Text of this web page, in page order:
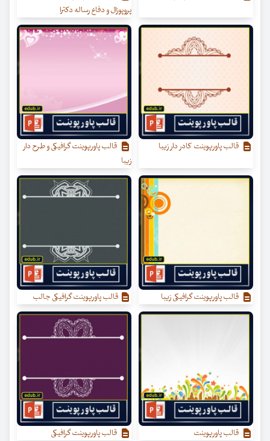
پروپوزال و دفاع رساله دکترا
قالب پاورپوینت کادر دار زیبا
قالب پاورپوینت گرافیکی و طرح دار
زیبا
قالب پاورپوینت گرافیکی زیبا قالب پاورپوینت گرافیکی جالب
قالب پاورپوینت قالب پاورپوینت گرافیکی